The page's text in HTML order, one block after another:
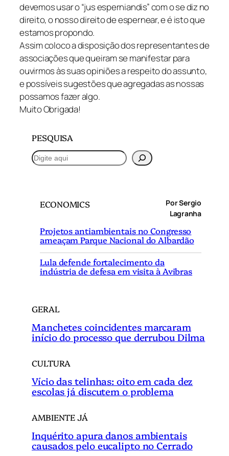
devemos usar o “jus esperniandis” com o se diz no
direito, o nosso direito de espernear, e é isto que
estamos propondo.
Assim coloco a disposição dos representantes de
associações que queiram se manifestar para
ouvirmos às suas opiniões a respeito do assunto,
e possíveis sugestões que agregadas as nossas
possamos fazer algo.
Muito Obrigada!
PESQUISA
P
e
ECONOMICS
Por Sergio
Lagranha
Projetos antiambientais no Congresso
ameaçam Parque Nacional do Albardão
Lula defende fortalecimento da
indústria de defesa em visita à Avibras
GERAL
Manchetes coincidentes marcaram
início do processo que derrubou Dilma
CULTURA
Vício das telinhas: oito em cada dez
escolas já discutem o problema
AMBIENTE JÁ
Inquérito apura danos ambientais
causados pelo eucalipto no Cerrado